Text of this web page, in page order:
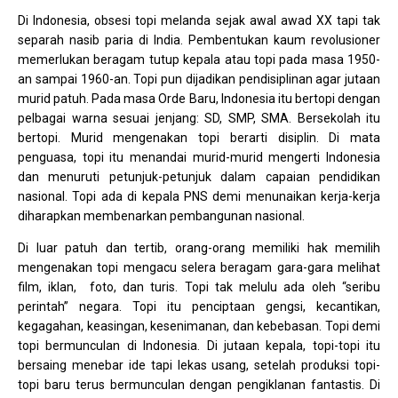
Di Indonesia, obsesi topi melanda sejak awal awad XX tapi tak
separah nasib paria di India. Pembentukan kaum revolusioner
memerlukan beragam tutup kepala atau topi pada masa 1950-
an sampai 1960-an. Topi pun dijadikan pendisiplinan agar jutaan
murid patuh. Pada masa Orde Baru, Indonesia itu bertopi dengan
pelbagai warna sesuai jenjang: SD, SMP, SMA. Bersekolah itu
bertopi. Murid mengenakan topi berarti disiplin. Di mata
penguasa, topi itu menandai murid-murid mengerti Indonesia
dan menuruti petunjuk-petunjuk dalam capaian pendidikan
nasional. Topi ada di kepala PNS demi menunaikan kerja-kerja
diharapkan membenarkan pembangunan nasional.
Di luar patuh dan tertib, orang-orang memiliki hak memilih
mengenakan topi mengacu selera beragam gara-gara melihat
film, iklan, foto, dan turis. Topi tak melulu ada oleh “seribu
perintah” negara. Topi itu penciptaan gengsi, kecantikan,
kegagahan, keasingan, kesenimanan, dan kebebasan. Topi demi
topi bermunculan di Indonesia. Di jutaan kepala, topi-topi itu
bersaing menebar ide tapi lekas usang, setelah produksi topi-
topi baru terus bermunculan dengan pengiklanan fantastis. Di